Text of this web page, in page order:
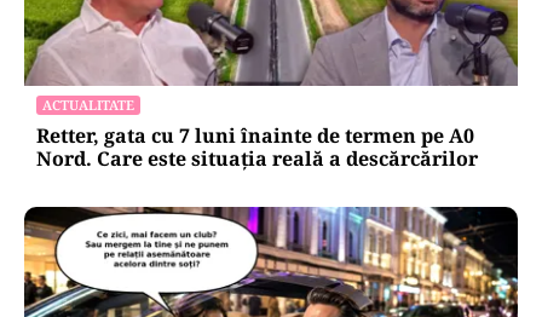
ACTUALITATE
Retter, gata cu 7 luni înainte de termen pe A0
Nord. Care este situația reală a descărcărilor